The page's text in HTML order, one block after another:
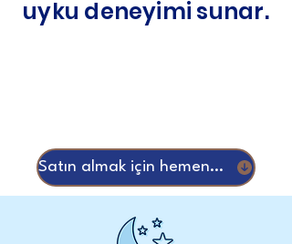
uyku deneyimi sunar.
Satın almak için hemen kaydır